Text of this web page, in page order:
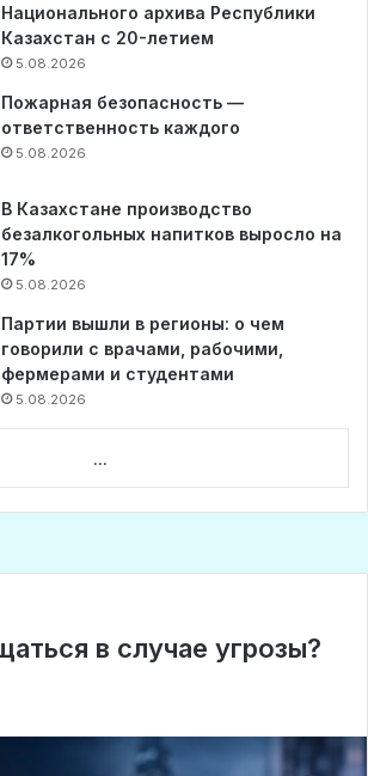
Национального архива Республики
Казахстан с 20-летием
5.08.2026
Пожарная безопасность —
ответственность каждого
5.08.2026
В Казахстане производство
безалкогольных напитков выросло на
17%
5.08.2026
Партии вышли в регионы: о чем
говорили с врачами, рабочими,
фермерами и студентами
5.08.2026
...